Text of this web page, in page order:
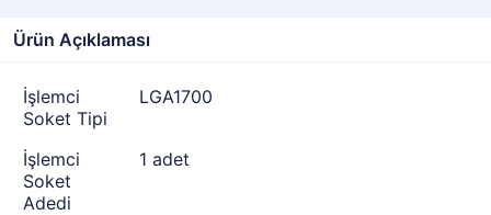
Ürün Açıklaması
İşlemci
Soket Tipi
LGA1700
İşlemci
Soket
Adedi
1 adet